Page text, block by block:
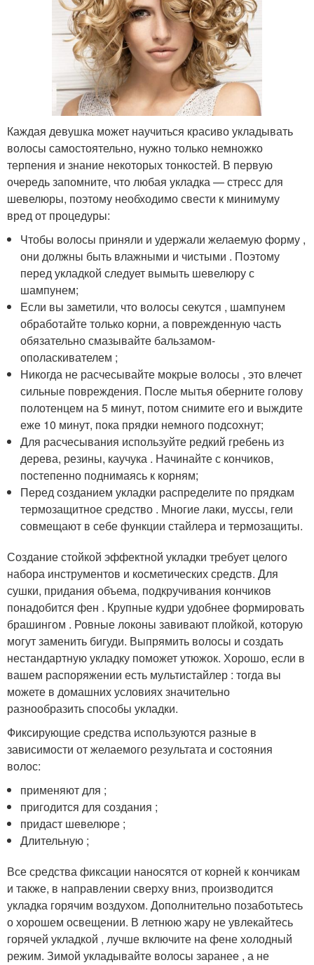
Каждая девушка может научиться красиво укладывать
волосы самостоятельно, нужно только немножко
терпения и знание некоторых тонкостей. В первую
очередь запомните, что любая укладка — стресс для
шевелюры, поэтому необходимо свести к минимуму
вред от процедуры:
Чтобы волосы приняли и удержали желаемую форму ,
они должны быть влажными и чистыми . Поэтому
перед укладкой следует вымыть шевелюру с
шампунем;
Если вы заметили, что волосы секутся , шампунем
обработайте только корни, а поврежденную часть
обязательно смазывайте бальзамом-
ополаскивателем ;
Никогда не расчесывайте мокрые волосы , это влечет
сильные повреждения. После мытья оберните голову
полотенцем на 5 минут, потом снимите его и выждите
еже 10 минут, пока прядки немного подсохнут;
Для расчесывания используйте редкий гребень из
дерева, резины, каучука . Начинайте с кончиков,
постепенно поднимаясь к корням;
Перед созданием укладки распределите по прядкам
термозащитное средство . Многие лаки, муссы, гели
совмещают в себе функции стайлера и термозащиты.
Создание стойкой эффектной укладки требует целого
набора инструментов и косметических средств. Для
сушки, придания объема, подкручивания кончиков
понадобится фен . Крупные кудри удобнее формировать
брашингом . Ровные локоны завивают плойкой, которую
могут заменить бигуди. Выпрямить волосы и создать
нестандартную укладку поможет утюжок. Хорошо, если в
вашем распоряжении есть мультистайлер : тогда вы
можете в домашних условиях значительно
разнообразить способы укладки.
Фиксирующие средства используются разные в
зависимости от желаемого результата и состояния
волос:
применяют для ;
пригодится для создания ;
придаст шевелюре ;
Длительную ;
Все средства фиксации наносятся от корней к кончикам
и также, в направлении сверху вниз, производится
укладка горячим воздухом. Дополнительно позаботьтесь
о хорошем освещении. В летнюю жару не увлекайтесь
горячей укладкой , лучше включите на фене холодный
режим. Зимой укладывайте волосы заранее , а не